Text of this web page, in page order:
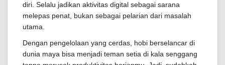
diri. Selalu jadikan aktivitas digital sebagai sarana
melepas penat, bukan sebagai pelarian dari masalah
utama.
Dengan pengelolaan yang cerdas, hobi berselancar di
dunia maya bisa menjadi teman setia di kala senggang